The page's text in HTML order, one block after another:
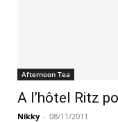
Afternoon Tea
A l’hôtel Ritz
Nikky - 08/11/2011